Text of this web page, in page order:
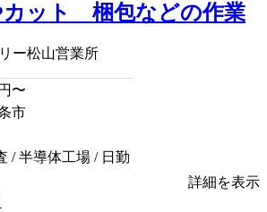
カット 梱包などの作業
ー松山営業所
円〜
市
/ 半導体工場 / 日勤
詳細を表示